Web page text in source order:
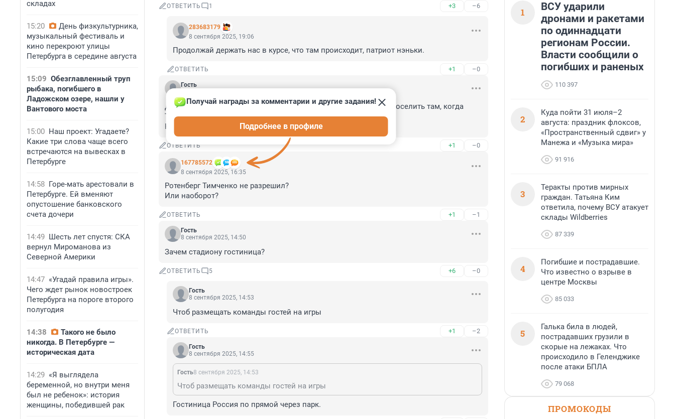
складах
15:20
День физкультурника,
музыкальный фестиваль и
кино перекроют улицы
Петербурга в середине августа
15:09 Обезглавленный труп
рыбака, погибшего в
Ладожском озере, нашли у
Вантового моста
15:00 Наш проект: Угадаете?
Какие три слова чаще всего
встречаются на вывесках в
Петербурге
14:58 Горе-мать арестовали в
Петербурге. Ей вменяют
опустошение банковского
счета дочери
14:49 Шесть лет спустя: СКА
вернул Мироманова из
Северной Америки
14:47 «Угадай правила игры».
Чего ждет рынок новостроек
Петербурга на пороге второго
полугодия
14:38
Такого не было
никогда. В Петербурге —
историческая дата
14:29 «Я выглядела
беременной, но внутри меня
был не ребенок»: история
женщины, победившей рак
ОТВЕТИТЬ 1 +3 –6
283683179
8 сентября 2025, 19:06
Продолжай держать нас в курсе, что там происходит, патриот нэньки.
ОТВЕТИТЬ +1 –0
Гость
Да хотели американских переговорщиков и сопровождающих поселить там, когда
Трамп в Санкт-Петербург на переговоры приедет.
Но городское правительство решило, что номеров всем хватит.
ОТВЕТИТЬ +1 –0
167785572
Получай награды за комментарии и другие задания!
Подробнее в профиле
8 сентября 2025, 16:35
Ротенберг Тимченко не разрешил?
Или наоборот?
ОТВЕТИТЬ +1 –1
Гость
8 сентября 2025, 14:50
Зачем стадиону гостиница?
ОТВЕТИТЬ 5 +6 –0
Гость
8 сентября 2025, 14:53
Чтоб размещать команды гостей на игры
ОТВЕТИТЬ +1 –2
Гость
8 сентября 2025, 14:55
Гость8 сентября 2025, 14:53
Чтоб размещать команды гостей на игры
Гостиница Россия по прямой через парк.
1
ВСУ ударили
дронами и ракетами
по одиннадцати
регионам России.
Власти сообщили о
погибших и раненых
110 397
2
Куда пойти 31 июля–2
августа: праздник флоксов,
«Пространственный сдвиг» у
Манежа и «Музыка мира»
91 916
3
Теракты против мирных
граждан. Татьяна Ким
ответила, почему ВСУ атакует
склады Wildberries
87 339
4
Погибшие и пострадавшие.
Что известно о взрыве в
центре Москвы
85 033
5
Галька била в людей,
пострадавших грузили в
скорые на лежаках. Что
происходило в Геленджике
после атаки БПЛА
79 068
ПРОМОКОДЫ